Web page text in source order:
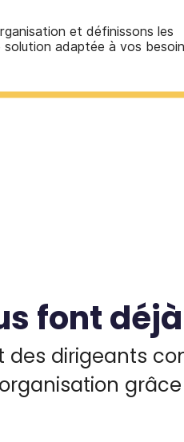
et définissons les
adaptée à vos
font
des dirigeants
organisation